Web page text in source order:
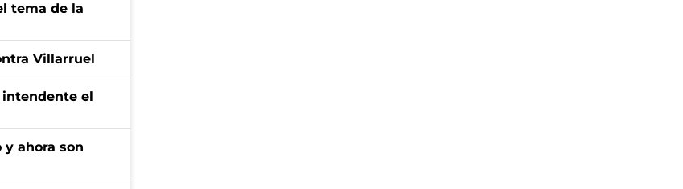
tema de la
Villarruel
el
ahora son